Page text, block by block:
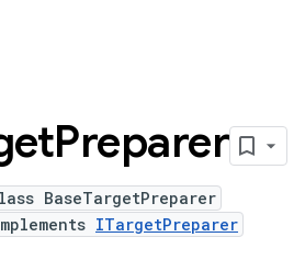
Preparer
BaseTargetPreparer
ITargetPreparer